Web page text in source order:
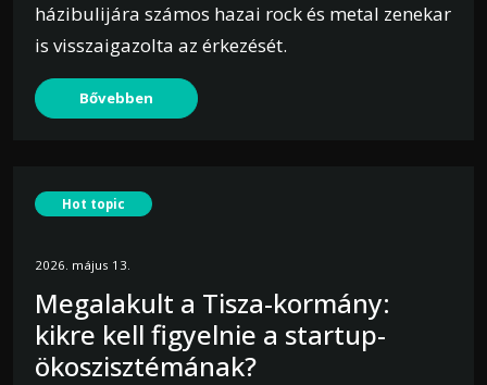
házibulijára számos hazai rock és metal zenekar
is visszaigazolta az érkezését.
Bővebben
Hot topic
2026. május 13.
Megalakult a Tisza-kormány:
kikre kell figyelnie a startup-
ökoszisztémának?